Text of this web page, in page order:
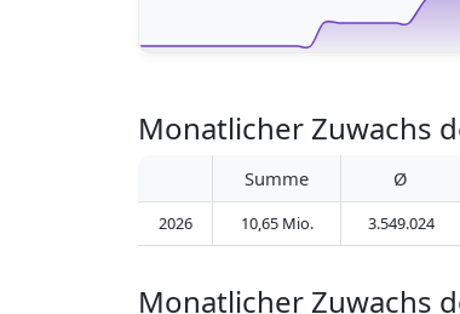
Monatlicher Zuwachs
Summe Ø
2026 10,65 Mio. 3.549.024
Monatlicher Zuwachs